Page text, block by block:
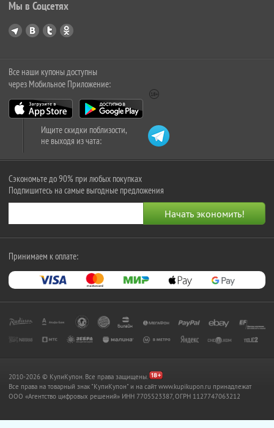
Мы в Соцсетях
Все наши купоны доступны
через Мобильное Приложение:
Ищите скидки поблизости,
не выходя из чата:
Сэкономьте до 90% при любых покупках
Подпишитесь на самые выгодные предложения
Принимаем к оплате:
2010-2026 © КупиКупон. Все права защищены.
Все права на товарный знак "КупиКупон" и на сайт www.kupikupon.ru принадлежат
OOO «Агентство цифровых решений» ИНН 7705523387, ОГРН 1127747063212